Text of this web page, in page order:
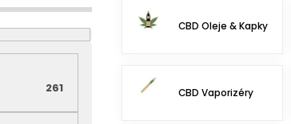
261
CBD Oleje & Kapky
CBD Vaporizéry